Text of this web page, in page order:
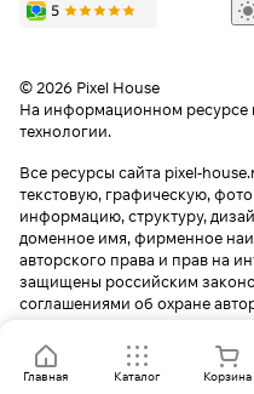
Главная Каталог Корзина
© 2026 Pixel House
На информационном ресурсе
технологии.
Все ресурсы сайта pixel-
текстовую, графическую,
информацию, структуру,
доменное имя, фирменное
авторского права и прав на
защищены российским
соглашениями об охране